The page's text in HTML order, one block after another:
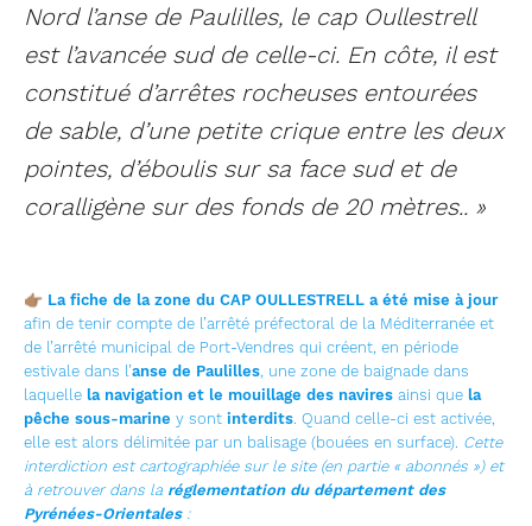
Nord l’anse de Paulilles, le cap Oullestrell
est l’avancée sud de celle-ci. En côte, il est
constitué d’arrêtes rocheuses entourées
de sable, d’une petite crique entre les deux
pointes, d’éboulis sur sa face sud et de
coralligène sur des fonds de 20 mètres.. »
👉🏽 La fiche de la zone du CAP OULLESTRELL a été mise à jour
afin de tenir compte de l’arrêté préfectoral de la Méditerranée et
de l’arrêté municipal de Port-Vendres qui créent, en période
estivale dans l’anse de Paulilles, une zone de baignade dans
laquelle la navigation et le mouillage des navires ainsi que la
pêche sous-marine y sont interdits. Quand celle-ci est activée,
elle est alors délimitée par un balisage (bouées en surface). Cette
interdiction est cartographiée sur le site (en partie « abonnés ») et
à retrouver dans la réglementation du département des
Pyrénées-Orientales :